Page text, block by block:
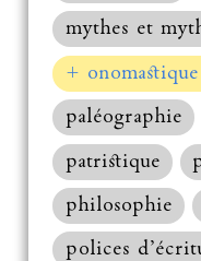
mythes et
+
paléographie
patristique
philosophie
polices